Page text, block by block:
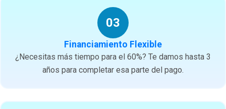
03
Financiamiento Flexible
¿Necesitas más tiempo para el 60%? Te damos hasta 3
años para completar esa parte del pago.